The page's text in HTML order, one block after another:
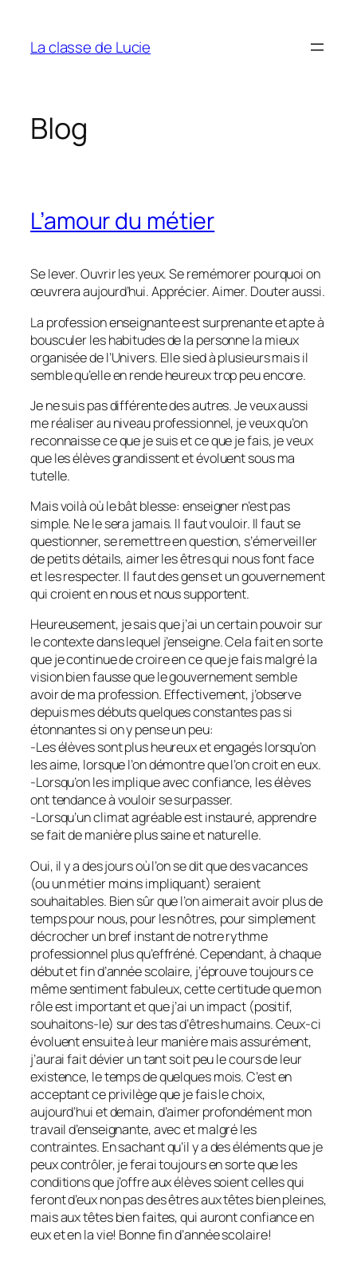
contenu
La classe de Lucie
Blog
L’amour du métier
Se lever. Ouvrir les yeux. Se remémorer pourquoi on
œuvrera aujourd’hui. Apprécier. Aimer. Douter aussi.
La profession enseignante est surprenante et apte à
bousculer les habitudes de la personne la mieux
organisée de l’Univers. Elle sied à plusieurs mais il
semble qu’elle en rende heureux trop peu encore.
Je ne suis pas différente des autres. Je veux aussi
me réaliser au niveau professionnel, je veux qu’on
reconnaisse ce que je suis et ce que je fais, je veux
que les élèves grandissent et évoluent sous ma
tutelle.
Mais voilà où le bât blesse: enseigner n’est pas
simple. Ne le sera jamais. Il faut vouloir. Il faut se
questionner, se remettre en question, s’émerveiller
de petits détails, aimer les êtres qui nous font face
et les respecter. Il faut des gens et un gouvernement
qui croient en nous et nous supportent.
Heureusement, je sais que j’ai un certain pouvoir sur
le contexte dans lequel j’enseigne. Cela fait en sorte
que je continue de croire en ce que je fais malgré la
vision bien fausse que le gouvernement semble
avoir de ma profession. Effectivement, j’observe
depuis mes débuts quelques constantes pas si
étonnantes si on y pense un peu:
-Les élèves sont plus heureux et engagés lorsqu’on
les aime, lorsque l’on démontre que l’on croit en eux.
-Lorsqu’on les implique avec confiance, les élèves
ont tendance à vouloir se surpasser.
-Lorsqu’un climat agréable est instauré, apprendre
se fait de manière plus saine et naturelle.
Oui, il y a des jours où l’on se dit que des vacances
(ou un métier moins impliquant) seraient
souhaitables. Bien sûr que l’on aimerait avoir plus de
temps pour nous, pour les nôtres, pour simplement
décrocher un bref instant de notre rythme
professionnel plus qu’effréné. Cependant, à chaque
début et fin d’année scolaire, j’éprouve toujours ce
même sentiment fabuleux, cette certitude que mon
rôle est important et que j’ai un impact (positif,
souhaitons-le) sur des tas d’êtres humains. Ceux-ci
évoluent ensuite à leur manière mais assurément,
j’aurai fait dévier un tant soit peu le cours de leur
existence, le temps de quelques mois. C’est en
acceptant ce privilège que je fais le choix,
aujourd’hui et demain, d’aimer profondément mon
travail d’enseignante, avec et malgré les
contraintes. En sachant qu’il y a des éléments que je
peux contrôler, je ferai toujours en sorte que les
conditions que j’offre aux élèves soient celles qui
feront d’eux non pas des êtres aux têtes bien pleines,
mais aux têtes bien faites, qui auront confiance en
eux et en la vie! Bonne fin d’année scolaire!